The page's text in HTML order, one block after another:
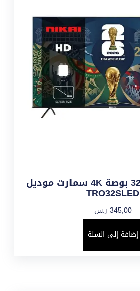
شاشة نيكاي 32 بوصة 4K سمارت موديل
TRO32SLED
345,00 ر.س
إضافة إلى السلة